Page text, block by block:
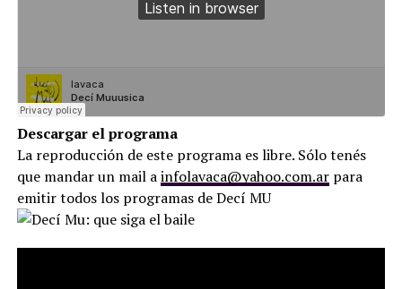
Descargar el programa
La reproducción de este programa es libre. Sólo tenés
que mandar un mail ainfolavaca@yahoo.com.arpara
emitir todos los programas de Decí MU